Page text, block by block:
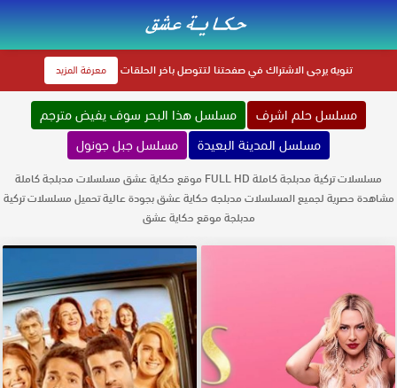
تنويهيرجى الاشتراك في صفحتنا لتتوصل باخر الحلقات معرفة المزيد
مسلسل حلم اشرف
مسلسل هذا البحر سوف يفيض مترجم
مسلسل المدينة البعيدة
مسلسل جبل جونول
مسلسلات تركية مدبلجة كاملة FULL HD موقع حكاية عشق مسلسلات مدبلجة كاملة
مشاهدة حصرية لجميع المسلسلات مدبلجه حكاية عشق بجودة عالية تحميل مسلسلات تركية
مدبلجة موقع حكاية عشق